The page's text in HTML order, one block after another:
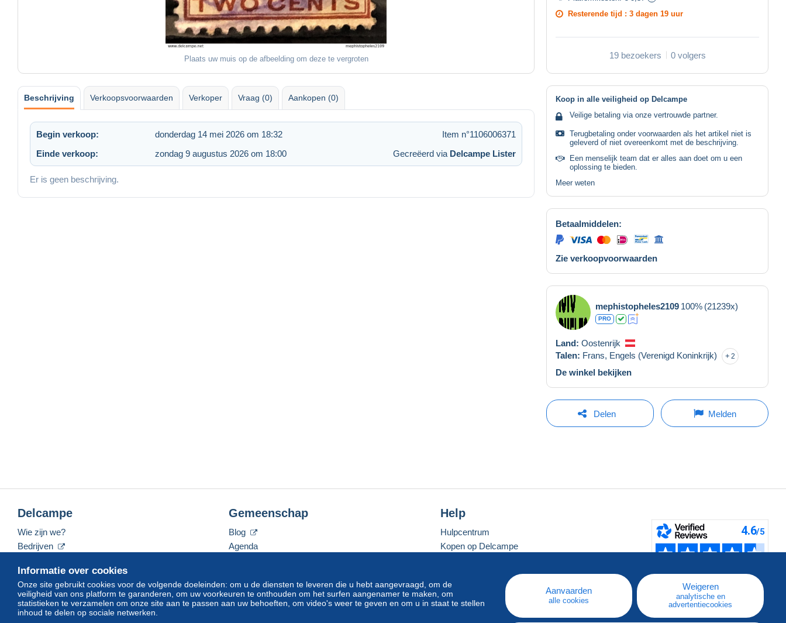
Plaats uw muis op de afbeelding om deze te vergroten
Resterende tijd : 3 dagen 19 uur
19 bezoekers 0 volgers
Beschrijving Verkoopsvoorwaarden Verkoper Vraag (0) Aankopen (0)
Begin verkoop: donderdag 14 mei 2026 om 18:32
Item n°1106006371
Einde verkoop:
zondag 9 augustus 2026 om 18:00 Gecreëerd via Delcampe Lister
Er is geen beschrijving.
Koop in alle veiligheid op Delcampe
Veilige betaling via onze vertrouwde partner.
Terugbetaling onder voorwaarden als het artikel niet is
geleverd of niet overeenkomt met de beschrijving.
Een menselijk team dat er alles aan doet om u een
oplossing te bieden.
Meer weten
Betaalmiddelen:
Zie verkoopvoorwaarden
mephistopheles2109 100% (21239x)
PRO
Land: Oostenrijk
Talen: Frans, Engels (Verenigd Koninkrijk) 2
De winkel bekijken
Delen Melden
Informatie over cookies
Onze site gebruikt cookies voor de volgende doeleinden: om u de diensten te leveren die u hebt aangevraagd, om de
veiligheid van ons platform te garanderen, om uw voorkeuren te onthouden om het surfen aangenamer te maken, om
statistieken te verzamelen om onze site aan te passen aan uw behoeften, om video's weer te geven en om u in staat te stellen
inhoud te delen op sociale netwerken.
Aanvaarden
alle cookies
Weigeren
analytische en
advertentiecookies
Delcampe
Wie zijn we?
Bedrijven
Neem contact met ons op
Gemeenschap
Blog
Agenda
Help
Hulpcentrum
Kopen op Delcampe
Een beveiligde website